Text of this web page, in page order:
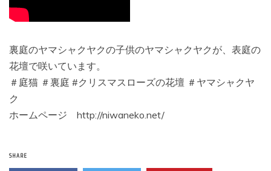
裏庭のヤマシャクヤクの子供のヤマシャクヤクが、表庭の
花壇で咲いています。
＃庭猫 ＃裏庭 #クリスマスローズの花壇 ＃ヤマシャクヤ
ク
ホームページ http://niwaneko.net/
SHARE